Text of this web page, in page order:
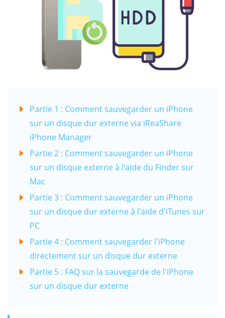
Partie 1 : Comment sauvegarder un iPhone
sur un disque dur externe via iReaShare
iPhone Manager
Partie 2 : Comment sauvegarder un iPhone
sur un disque externe à l'aide du Finder sur
Mac
Partie 3 : Comment sauvegarder un iPhone
sur un disque dur externe à l'aide d'iTunes sur
PC
Partie 4 : Comment sauvegarder l'iPhone
directement sur un disque dur externe
Partie 5 : FAQ sur la sauvegarde de l'iPhone
sur un disque dur externe